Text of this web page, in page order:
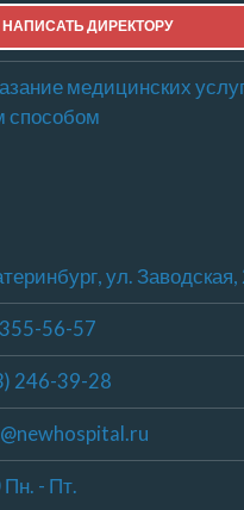
НАПИСАТЬ ДИРЕКТОРУ
медицинских
способом
ул. Заводская,
56-57
246-39-28
- Пт.